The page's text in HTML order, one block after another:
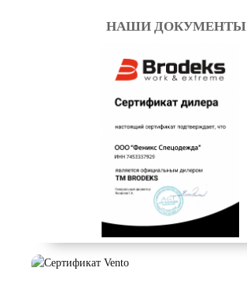
НАШИ ДОКУМЕНТЫ